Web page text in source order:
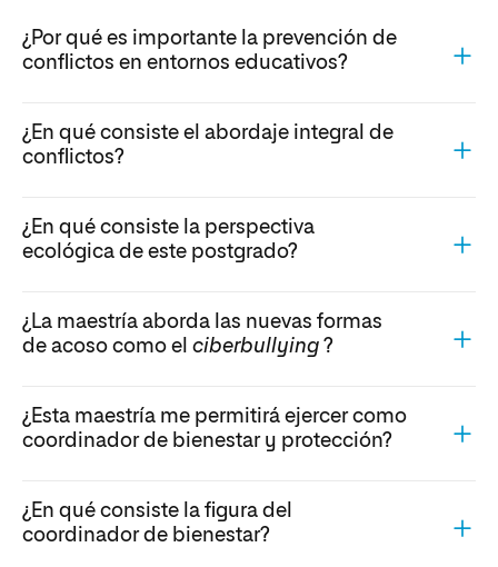
¿Por qué es importante la prevención de
conflictos en entornos educativos?
¿En qué consiste el abordaje integral de
conflictos?
¿En qué consiste la perspectiva
ecológica de este postgrado?
¿La maestría aborda las nuevas formas
de acoso como el ciberbullying ?
¿Esta maestría me permitirá ejercer como
coordinador de bienestar y protección?
¿En qué consiste la figura del
coordinador de bienestar?